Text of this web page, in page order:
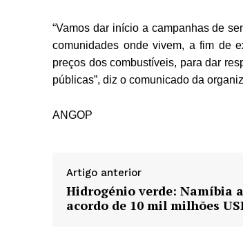
“Vamos dar início a campanhas de
comunidades onde vivem, a fim de
preços dos combustíveis, para dar
públicas”, diz o comunicado da
ANGOP
Artigo anterior
Hidrogénio verde: Namíbia
acordo de 10 mil milhões